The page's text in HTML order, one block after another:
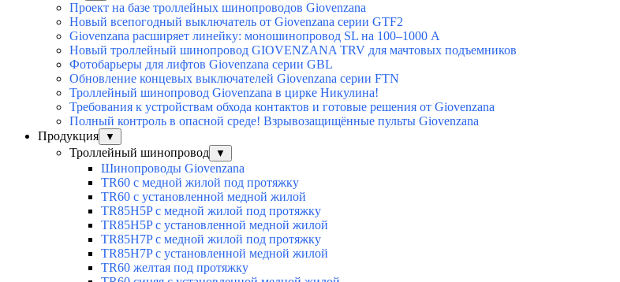
Проект на базе троллейных шинопроводов Giovenzana
Новый всепогодный выключатель от Giovenzana серии GTF2
Giovenzana расширяет линейку: моношинопровод SL на 100–1000 А
Новый троллейный шинопровод GIOVENZANA TRV для мачтовых подъемников
Фотобарьеры для лифтов Giovenzana серии GBL
Обновление концевых выключателей Giovenzana серии FTN
Троллейный шинопровод Giovenzana в цирке Никулина!
Требования к устройствам обхода контактов и готовые решения от Giovenzana
Полный контроль в опасной среде! Взрывозащищённые пульты Giovenzana
Продукция
▼
Троллейный шинопровод ▼
Шинопроводы Giovenzana
TR60 с медной жилой под протяжку
TR60 с установленной медной жилой
TR85H5P с медной жилой под протяжку
TR85H5P с установленной медной жилой
TR85H7P с медной жилой под протяжку
TR85H7P с установленной медной жилой
TR60 желтая под протяжку